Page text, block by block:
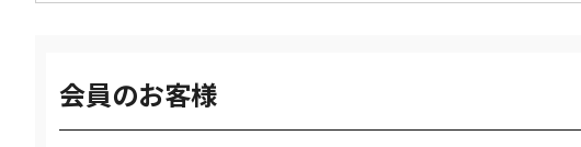
会員のお客様